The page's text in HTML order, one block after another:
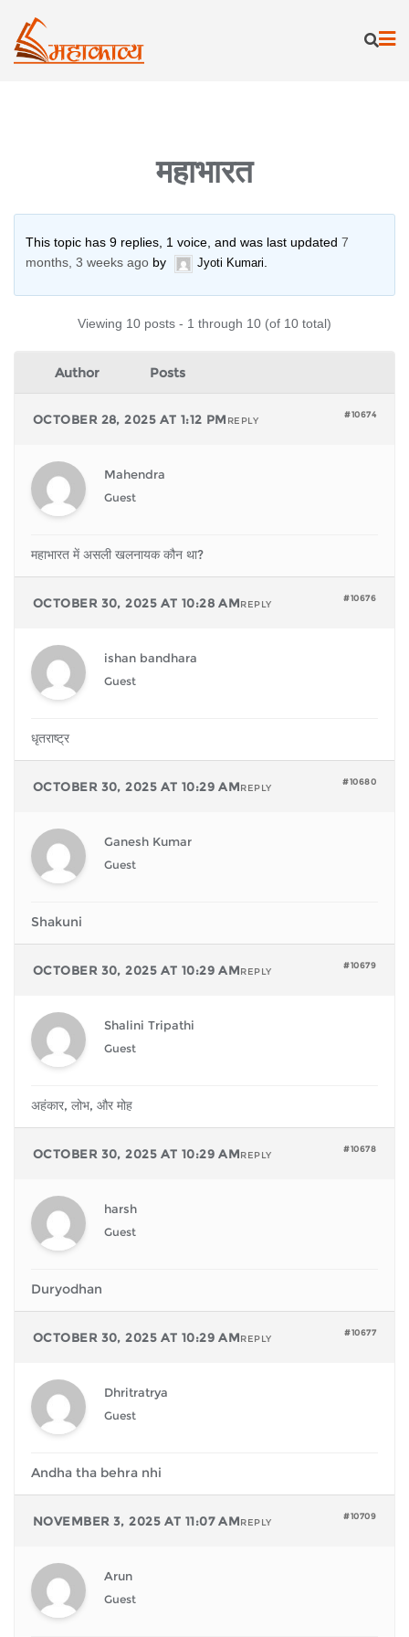
content
महाभारत
This topic has 9 replies, 1 voice, and was last updated 7
months, 3 weeks ago by Jyoti Kumari.
Viewing 10 posts - 1 through 10 (of 10 total)
Author Posts
OCTOBER 28, 2025 AT 1:12 PM #10674
REPLY
Mahendra
Guest
महाभारत में असली खलनायक कौन था?
OCTOBER 30, 2025 AT 10:28 AM #10676
REPLY
ishan bandhara
Guest
धृतराष्ट्र
OCTOBER 30, 2025 AT 10:29 AM #10680
REPLY
Ganesh Kumar
Guest
Shakuni
OCTOBER 30, 2025 AT 10:29 AM #10679
REPLY
Shalini Tripathi
Guest
अहंकार, लोभ, और मोह
OCTOBER 30, 2025 AT 10:29 AM #10678
REPLY
harsh
Guest
Duryodhan
OCTOBER 30, 2025 AT 10:29 AM #10677
REPLY
Dhritratrya
Guest
Andha tha behra nhi
NOVEMBER 3, 2025 AT 11:07 AM #10709
REPLY
Arun
Guest